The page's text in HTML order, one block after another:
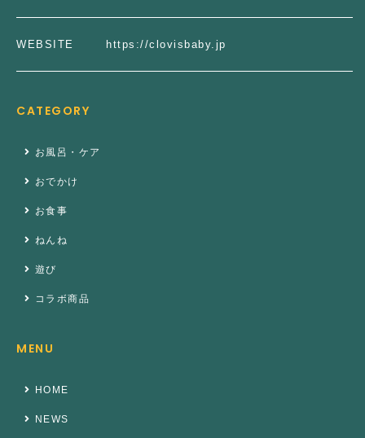
WEBSITE https://clovisbaby.jp
CATEGORY
お風呂・ケア
おでかけ
お食事
ねんね
遊び
コラボ商品
MENU
HOME
NEWS